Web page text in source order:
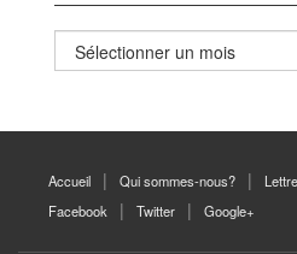
Archives
magazine
Accueil Qui sommes-nous?
Facebook
Twitter Google+